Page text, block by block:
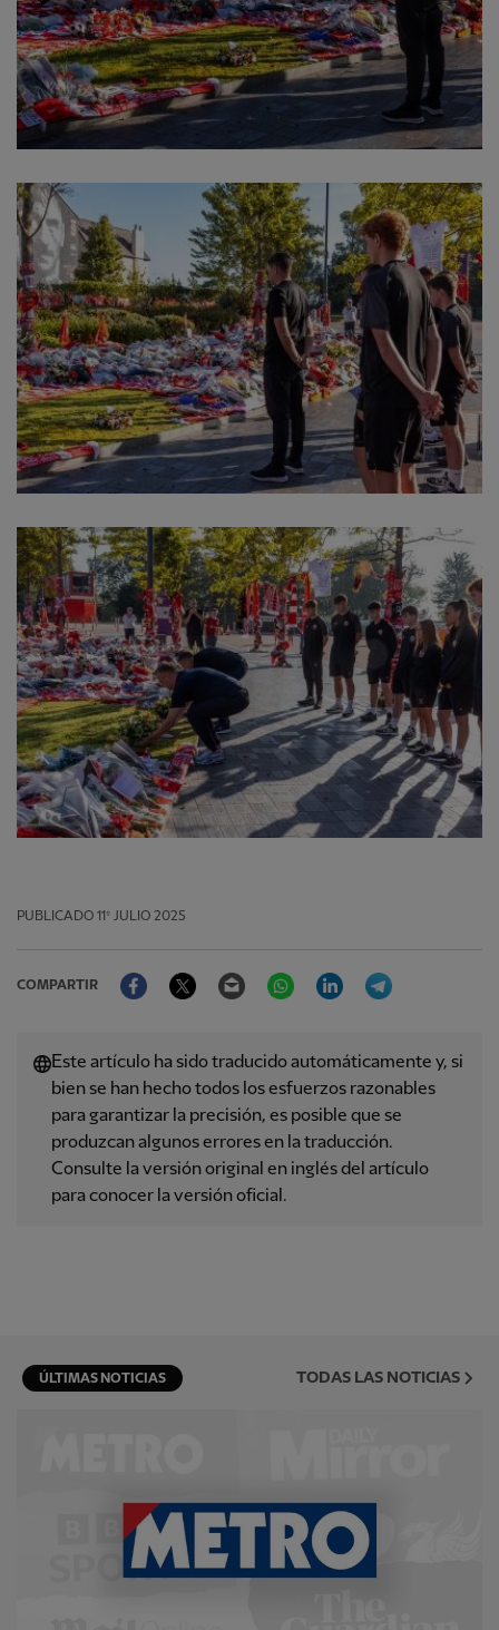
PUBLICADO 11º JULIO 2025
COMPARTIR
FacebookTwitter Email WhatsAppLinkedIn
Este artículo ha sido traducido automáticamente y, si
bien se han hecho todos los esfuerzos razonables
para garantizar la precisión, es posible que se
produzcan algunos errores en la traducción.
Consulte la versión original en inglés del artículo
para conocer la versión oficial.
ÚLTIMAS NOTICIAS TODAS LAS NOTICIAS